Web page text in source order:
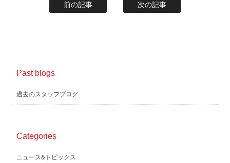
前の記事 次の記事
Past blogs
過去のスタッフブログ
Categories
ニュース&トピックス